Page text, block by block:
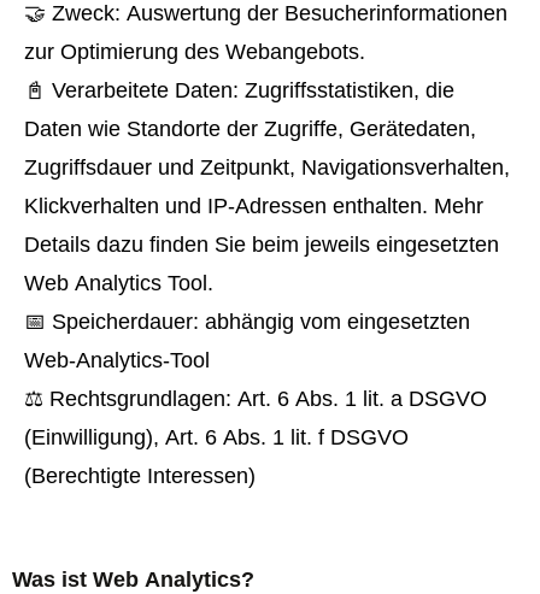
🤝 Zweck: Auswertung der Besucherinformationen
zur Optimierung des Webangebots.
📓 Verarbeitete Daten: Zugriffsstatistiken, die
Daten wie Standorte der Zugriffe, Gerätedaten,
Zugriffsdauer und Zeitpunkt, Navigationsverhalten,
Klickverhalten und IP-Adressen enthalten. Mehr
Details dazu finden Sie beim jeweils eingesetzten
Web Analytics Tool.
📅 Speicherdauer: abhängig vom eingesetzten
Web-Analytics-Tool
⚖️ Rechtsgrundlagen: Art. 6 Abs. 1 lit. a DSGVO
(Einwilligung), Art. 6 Abs. 1 lit. f DSGVO
(Berechtigte Interessen)
Was ist Web Analytics?